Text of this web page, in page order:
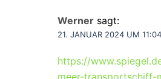
Werner sagt:
21. JANUAR 2024 UM
https://